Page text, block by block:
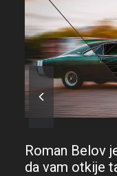
Roman Belov
da vam otkije